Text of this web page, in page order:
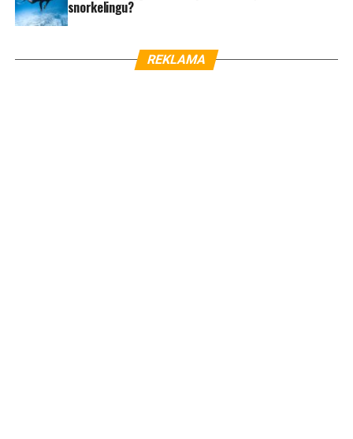
snorkelingu?
REKLAMA